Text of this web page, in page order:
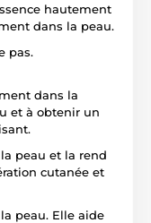
hautement
dans la peau.
pas.
dans la
et à obtenir un
peau et la rend
cutanée et
peau. Elle aide